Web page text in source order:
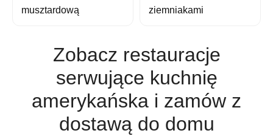
musztardową
ziemniakami
Zobacz restauracje
serwujące kuchnię
amerykańska i zamów z
dostawą do domu